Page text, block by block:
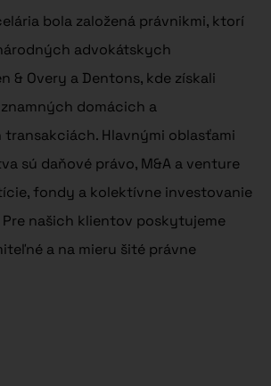
bola založená právnikmi, ktorí
advokátskych
& Overy a Dentons, kde získali
domácich a
Hlavnými oblasťami
sú daňové právo, M&A a venture
fondy a kolektívne investovanie
Pre našich klientov poskytujeme
a na mieru šité právne